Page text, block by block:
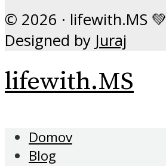
© 2026 · lifewith.MS 💚
Designed by Juraj
lifewith.MS
Domov
Blog